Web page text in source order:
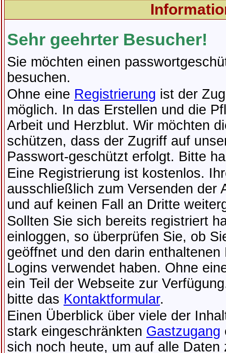
Sehr geehrter Besucher!
Sie möchten einen
besuchen.
Ohne eine Registrierung ist der
möglich. In das Erstellen und die
Arbeit und Herzblut. Wir möchten
schützen, dass der Zugriff auf
Passwort-geschützt erfolgt. Bitte
Eine Registrierung ist kostenlos.
ausschließlich zum Versenden der
und auf keinen Fall an Dritte
Sollten Sie sich bereits registriert
einloggen, so überprüfen Sie, ob
geöffnet und den darin
Logins verwendet haben. Ohne
ein Teil der Webseite zur
bitte das Kontaktformular.
Einen Überblick über viele der
stark eingeschränkten Gastzugang
sich noch heute, um auf alle